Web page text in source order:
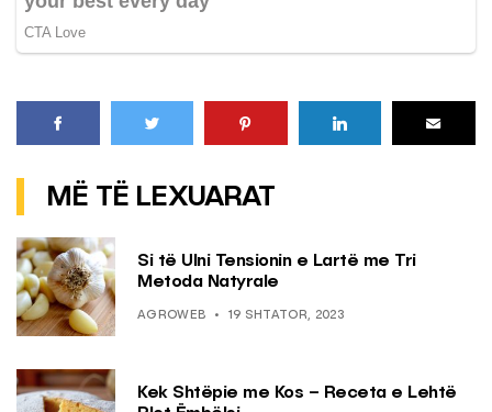
MË TË LEXUARAT
Si të Ulni Tensionin e Lartë me Tri
Metoda Natyrale
AGROWEB 19 SHTATOR, 2023
Kek Shtëpie me Kos – Receta e Lehtë